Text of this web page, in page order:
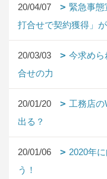
20/04/07
緊急事
打合せで契約獲得」
20/03/03
今求めら
合せの力
20/01/20
工務店
出る？
20/01/06
2020年
う！